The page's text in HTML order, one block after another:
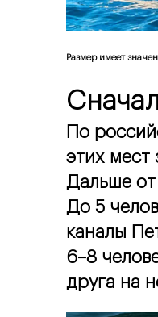
Размер имеет
По
этих мест
Дальше от
До 5
каналы
6–8
друга на